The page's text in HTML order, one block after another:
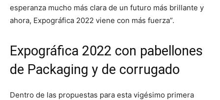
esperanza mucho más clara de un futuro más brillante y
ahora, Expográfica 2022 viene con más fuerza”.
Expográfica 2022 con pabellones
de Packaging y de corrugado
Dentro de las propuestas para esta vigésimo primera